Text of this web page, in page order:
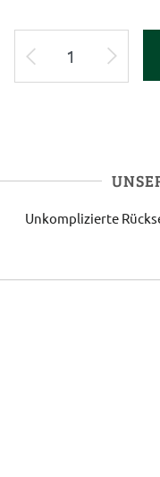
Unkomplizierte